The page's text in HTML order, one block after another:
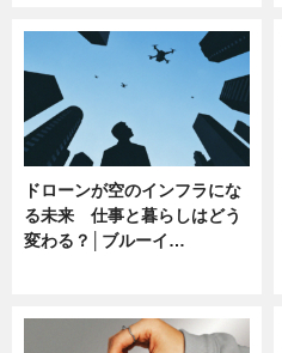
ドローンが空のインフラにな
る未来 仕事と暮らしはどう
変わる？│ブルーイ…